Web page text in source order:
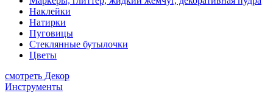
Наклейки
Натирки
Пуговицы
Стеклянные бутылочки
Цветы
смотреть Декор
Инструменты